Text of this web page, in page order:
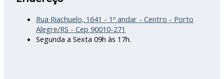
Rua Riachuelo, 1641 - 1º andar - Centro - Porto
Alegre/RS - Cep 90010-271
Segunda a Sexta 09h às 17h.